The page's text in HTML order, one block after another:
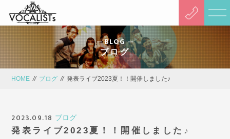
BLOG
ブログ
HOME // ブログ // 発表ライブ2023夏！！開催しました♪
2023.09.18 ブログ
発表ライブ2023夏！！開催しました♪